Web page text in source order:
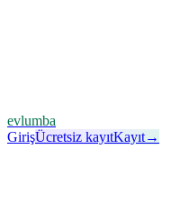
evlumba
GirişÜcretsiz kayıtKayıt→